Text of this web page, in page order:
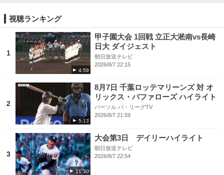
視聴ランキング
1
4:59
甲子園大会 1回戦 立正大淞南vs長崎
日大 ダイジェスト
朝日放送テレビ
2026/8/7 22:15
2
5:13
8月7日 千葉ロッテマリーンズ 対 オ
リックス・バファローズ ハイライト
パーソル パ・リーグTV
2026/8/7 21:59
3
11:30
大会第3日 デイリーハイライト
朝日放送テレビ
2026/8/7 22:54